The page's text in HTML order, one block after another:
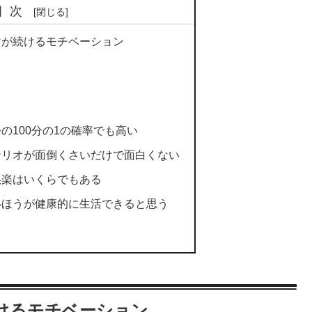
次
続けるモチベーション
100分の1の確率でも高い
オが面倒くさいだけで面白くない
はいくらでもある
うが健康的に生活できると思う